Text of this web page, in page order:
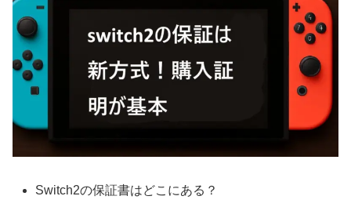
Switch2の保証書はどこにある？